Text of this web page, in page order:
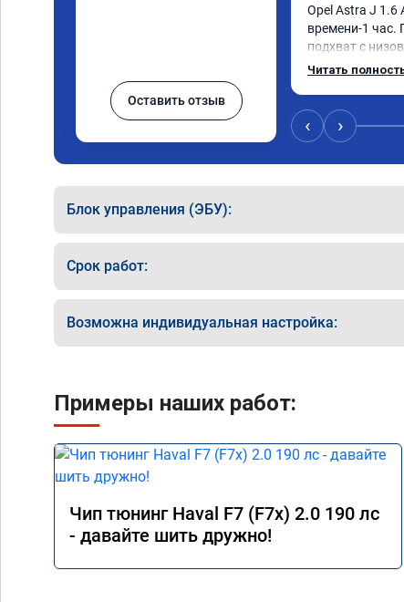
Оставить отзыв
Opel Astra J 1.6
времени-1 час.
подхват с
стала работать
Вообщем
Рекомендую
Читать
‹ ›
Блок управления (ЭБУ):
Срок работ:
Возможна индивидуальная настройка:
Примеры наших работ:
Чип тюнинг Haval F7 (F7x) 2.0 190 лс
- давайте шить дружно!